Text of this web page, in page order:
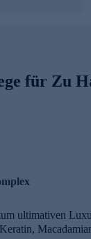
für Zu
ultimativen